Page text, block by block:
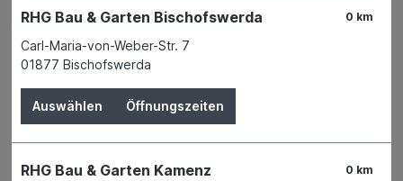
Werkstatt
Angebote
Garten
Tierbedarf
0 km
RHG Bau & Garten Bischofswerda
Carl-Maria-von-Weber-Str. 7
01877 Bischofswerda
Auswählen Öffnungszeiten
0 km
RHG Bau & Garten Kamenz